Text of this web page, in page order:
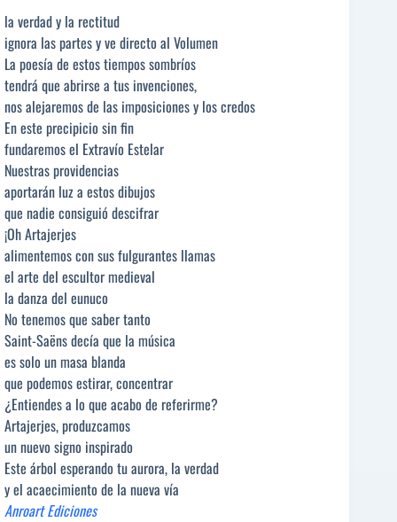
la verdad y la rectitud
ignora las partes y ve directo al Volumen
La poesía de estos tiempos sombríos
tendrá que abrirse a tus invenciones,
nos alejaremos de las imposiciones y los credos
En este precipicio sin fin
fundaremos el Extravío Estelar
Nuestras providencias
aportarán luz a estos dibujos
que nadie consiguió descifrar
¡Oh Artajerjes
alimentemos con sus fulgurantes llamas
el arte del escultor medieval
la danza del eunuco
No tenemos que saber tanto
Saint-Saëns decía que la música
es solo un masa blanda
que podemos estirar, concentrar
¿Entiendes a lo que acabo de referirme?
Artajerjes, produzcamos
un nuevo signo inspirado
Este árbol esperando tu aurora, la verdad
y el acaecimiento de la nueva vía
Anroart Ediciones